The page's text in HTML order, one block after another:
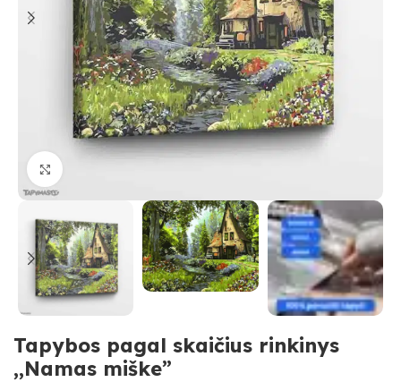
Tapybos pagal skaičius rinkinys
,,Namas miške”